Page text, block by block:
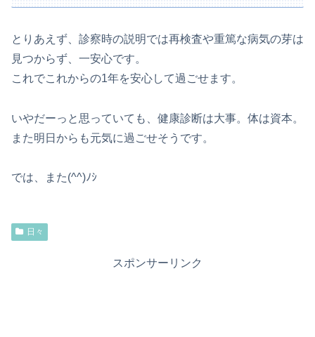
とりあえず、診察時の説明では再検査や重篤な病気の芽は
見つからず、一安心です。
これでこれからの1年を安心して過ごせます。
いやだーっと思っていても、健康診断は大事。体は資本。
また明日からも元気に過ごせそうです。
では、また(^^)ﾉｼ
日々
スポンサーリンク